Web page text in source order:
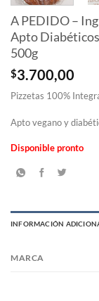
A PEDIDO –
Apto Diabéticos
500g
$3.700,00
Pizzetas 100%
Apto vegano y
Disponible pronto
INFORMACIÓN
MARCA